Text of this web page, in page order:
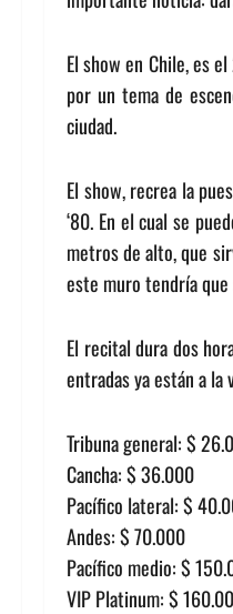
El show en Chile, es
por un tema de
ciudad.
El show, recrea la
‘80. En el cual se
metros de alto, que
este muro tendría que
El recital dura dos
entradas ya están a
Tribuna general: $
Cancha: $ 36.000
Pacífico lateral: $
Andes: $ 70.000
Pacífico medio: $
VIP Platinum: $